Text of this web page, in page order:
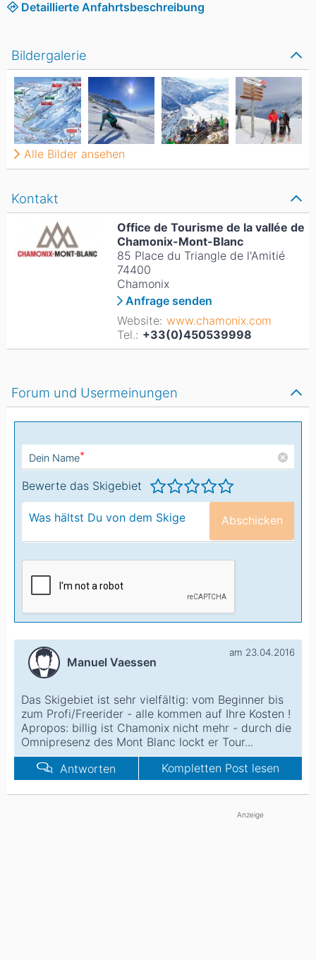
Detaillierte Anfahrtsbeschreibung
Kontakt
Office de Tourisme de la vallée de
Chamonix-Mont-Blanc
85 Place du Triangle de l'Amitié
74400
Chamonix
Anfrage senden
Website: www.chamonix.com
Tel.: +33(0)450539998
Bildergalerie
Alle Bilder ansehen
Forum und Usermeinungen
Dein Name*
Bewerte das Skigebiet
Abschicken
Manuel Vaessen
am 23.04.2016
Das Skigebiet ist sehr vielfältig: vom Beginner bis
zum Profi/Freerider - alle kommen auf Ihre Kosten !
Apropos: billig ist Chamonix nicht mehr - durch die
Omnipresenz des Mont Blanc lockt er Tour...
Antworten
Kompletten Post lesen
Anzeige